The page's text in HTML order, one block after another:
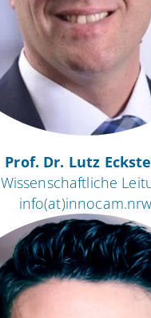
Prof. Dr. Lutz
Wissenschaftliche
info(at)innocam.nrw